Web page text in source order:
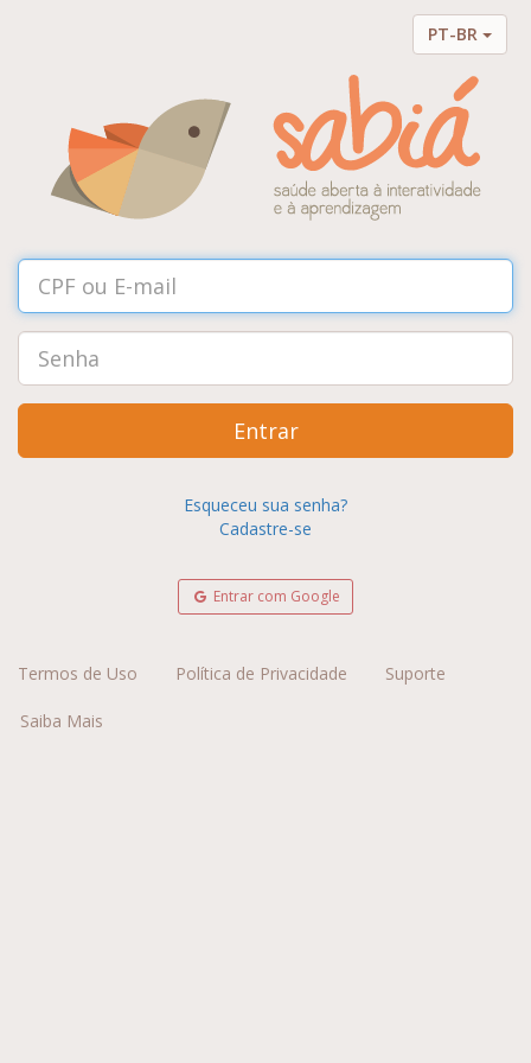
PT-BR
Entrar
Esqueceu sua senha?
Cadastre-se
Entrar com Google
Termos de Uso Política de Privacidade Suporte
Saiba Mais